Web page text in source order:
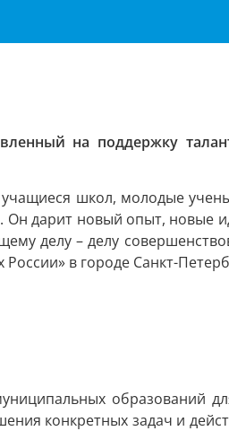
на поддержку
школ, молодые
дарит новый опыт, новые
делу – делу
в городе Санкт-
образований
конкретных задач и